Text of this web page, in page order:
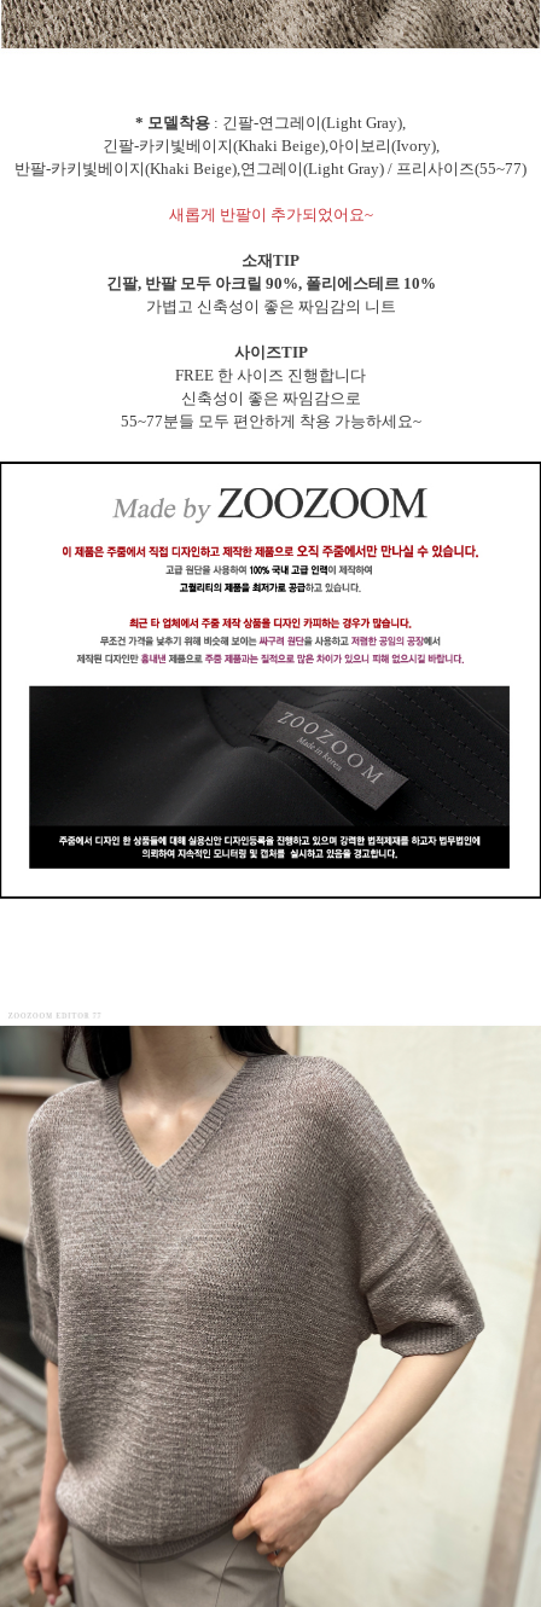
* 모델착용 : 긴팔-연그레이(Light Gray),
긴팔-카키빛베이지(Khaki Beige),아이보리(Ivory),
반팔-카키빛베이지(Khaki Beige),연그레이(Light Gray) / 프리사이즈(55~77)
새롭게 반팔이 추가되었어요~
소재TIP
긴팔, 반팔 모두 아크릴 90%, 폴리에스테르 10%
가볍고 신축성이 좋은 짜임감의 니트
사이즈TIP
FREE 한 사이즈 진행합니다
신축성이 좋은 짜임감으로
55~77분들 모두 편안하게 착용 가능하세요~